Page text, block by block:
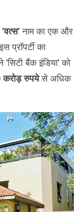
‘वत्स’नाम का एक और
प्रॉपर्टी का
बैंक इंडिया’ को
करोड़ रुपयेसे अधिक